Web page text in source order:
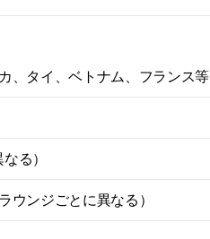
、タイ、ベトナム、フランス等
る）
ウンジごとに異なる）